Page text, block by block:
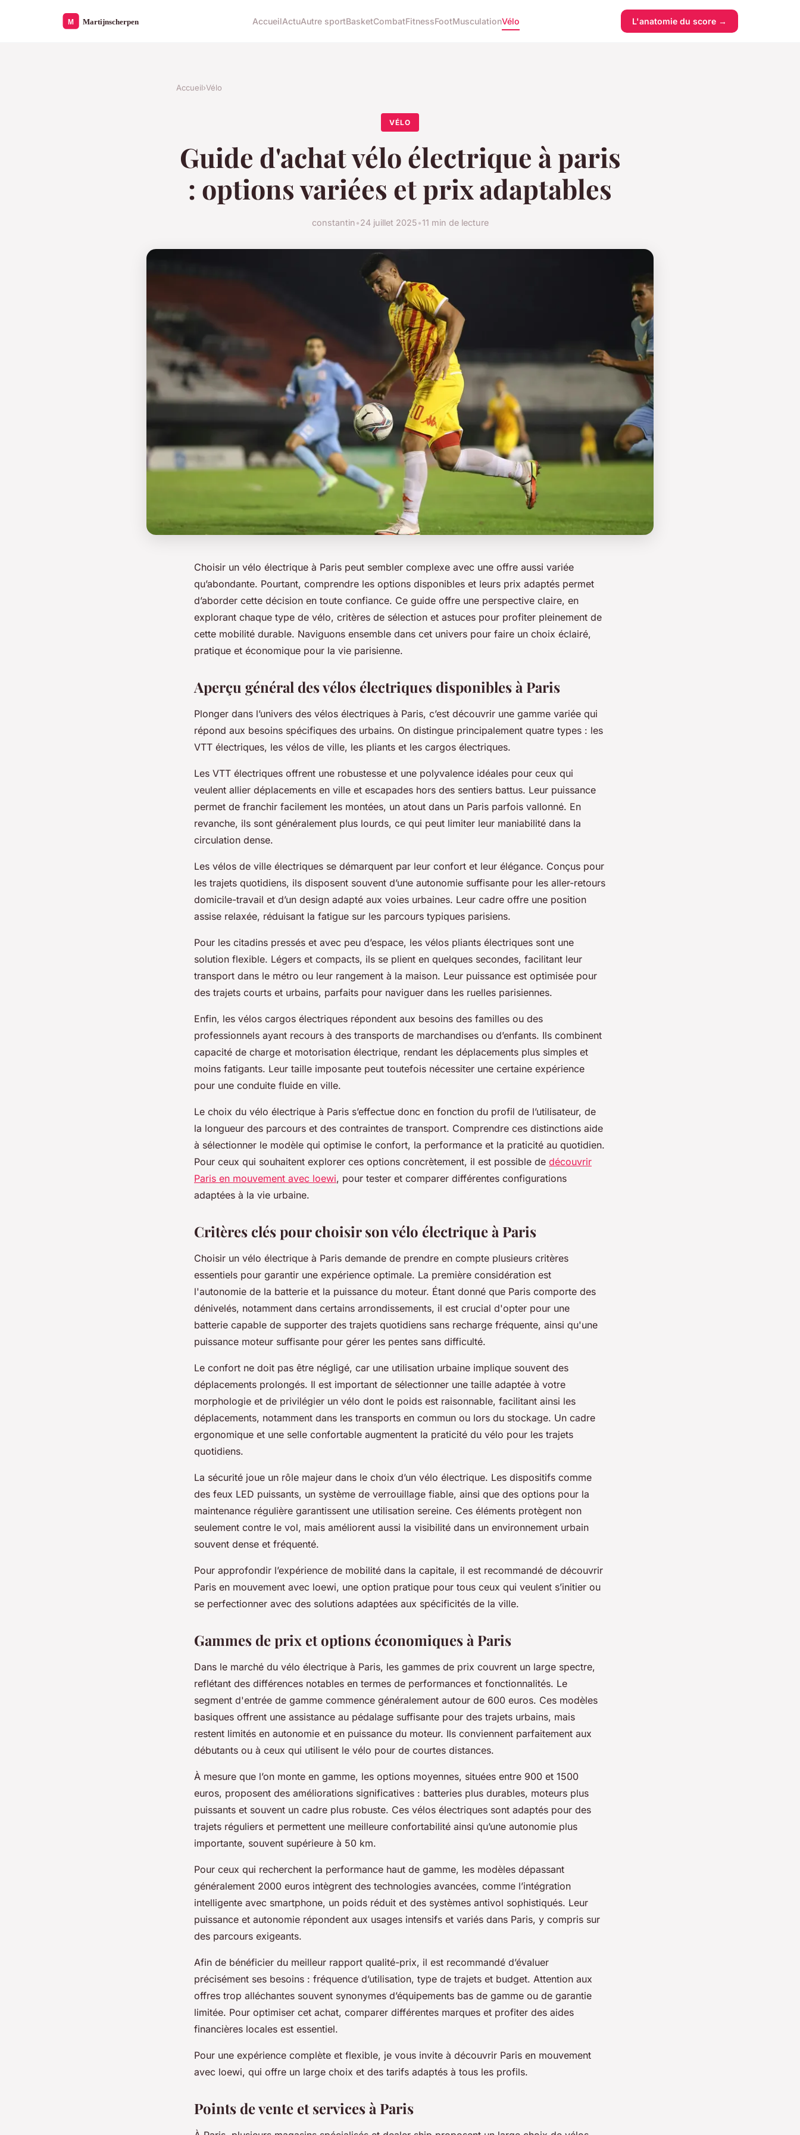
AccueilActuAutre sportBasketCombatFitnessFootMusculationVélo L'anatomie du score →
Accueil›Vélo
VÉLO
Guide d'achat vélo électrique à paris
: options variées et prix adaptables
constantin•24 juillet 2025•11 min de lecture
Choisir un vélo électrique à Paris peut sembler complexe avec une offre aussi variée
qu’abondante. Pourtant, comprendre les options disponibles et leurs prix adaptés permet
d’aborder cette décision en toute confiance. Ce guide offre une perspective claire, en
explorant chaque type de vélo, critères de sélection et astuces pour profiter pleinement de
cette mobilité durable. Naviguons ensemble dans cet univers pour faire un choix éclairé,
pratique et économique pour la vie parisienne.
Aperçu général des vélos électriques disponibles à Paris
Plonger dans l’univers des vélos électriques à Paris, c’est découvrir une gamme variée qui
répond aux besoins spécifiques des urbains. On distingue principalement quatre types : les
VTT électriques, les vélos de ville, les pliants et les cargos électriques.
Les VTT électriques offrent une robustesse et une polyvalence idéales pour ceux qui
veulent allier déplacements en ville et escapades hors des sentiers battus. Leur puissance
permet de franchir facilement les montées, un atout dans un Paris parfois vallonné. En
revanche, ils sont généralement plus lourds, ce qui peut limiter leur maniabilité dans la
circulation dense.
Les vélos de ville électriques se démarquent par leur confort et leur élégance. Conçus pour
les trajets quotidiens, ils disposent souvent d’une autonomie suffisante pour les aller-retours
domicile-travail et d’un design adapté aux voies urbaines. Leur cadre offre une position
assise relaxée, réduisant la fatigue sur les parcours typiques parisiens.
Pour les citadins pressés et avec peu d’espace, les vélos pliants électriques sont une
solution flexible. Légers et compacts, ils se plient en quelques secondes, facilitant leur
transport dans le métro ou leur rangement à la maison. Leur puissance est optimisée pour
des trajets courts et urbains, parfaits pour naviguer dans les ruelles parisiennes.
Enfin, les vélos cargos électriques répondent aux besoins des familles ou des
professionnels ayant recours à des transports de marchandises ou d’enfants. Ils combinent
capacité de charge et motorisation électrique, rendant les déplacements plus simples et
moins fatigants. Leur taille imposante peut toutefois nécessiter une certaine expérience
pour une conduite fluide en ville.
Le choix du vélo électrique à Paris s’effectue donc en fonction du profil de l’utilisateur, de
la longueur des parcours et des contraintes de transport. Comprendre ces distinctions aide
à sélectionner le modèle qui optimise le confort, la performance et la praticité au quotidien.
Pour ceux qui souhaitent explorer ces options concrètement, il est possible de découvrir
Paris en mouvement avec loewi, pour tester et comparer différentes configurations
adaptées à la vie urbaine.
Critères clés pour choisir son vélo électrique à Paris
Choisir un vélo électrique à Paris demande de prendre en compte plusieurs critères
essentiels pour garantir une expérience optimale. La première considération est
l'autonomie de la batterie et la puissance du moteur. Étant donné que Paris comporte des
dénivelés, notamment dans certains arrondissements, il est crucial d'opter pour une
batterie capable de supporter des trajets quotidiens sans recharge fréquente, ainsi qu'une
puissance moteur suffisante pour gérer les pentes sans difficulté.
Le confort ne doit pas être négligé, car une utilisation urbaine implique souvent des
déplacements prolongés. Il est important de sélectionner une taille adaptée à votre
morphologie et de privilégier un vélo dont le poids est raisonnable, facilitant ainsi les
déplacements, notamment dans les transports en commun ou lors du stockage. Un cadre
ergonomique et une selle confortable augmentent la praticité du vélo pour les trajets
quotidiens.
La sécurité joue un rôle majeur dans le choix d’un vélo électrique. Les dispositifs comme
des feux LED puissants, un système de verrouillage fiable, ainsi que des options pour la
maintenance régulière garantissent une utilisation sereine. Ces éléments protègent non
seulement contre le vol, mais améliorent aussi la visibilité dans un environnement urbain
souvent dense et fréquenté.
Pour approfondir l’expérience de mobilité dans la capitale, il est recommandé de découvrir
Paris en mouvement avec loewi, une option pratique pour tous ceux qui veulent s’initier ou
se perfectionner avec des solutions adaptées aux spécificités de la ville.
Gammes de prix et options économiques à Paris
Dans le marché du vélo électrique à Paris, les gammes de prix couvrent un large spectre,
reflétant des différences notables en termes de performances et fonctionnalités. Le
segment d'entrée de gamme commence généralement autour de 600 euros. Ces modèles
basiques offrent une assistance au pédalage suffisante pour des trajets urbains, mais
restent limités en autonomie et en puissance du moteur. Ils conviennent parfaitement aux
débutants ou à ceux qui utilisent le vélo pour de courtes distances.
À mesure que l’on monte en gamme, les options moyennes, situées entre 900 et 1500
euros, proposent des améliorations significatives : batteries plus durables, moteurs plus
puissants et souvent un cadre plus robuste. Ces vélos électriques sont adaptés pour des
trajets réguliers et permettent une meilleure confortabilité ainsi qu’une autonomie plus
importante, souvent supérieure à 50 km.
Pour ceux qui recherchent la performance haut de gamme, les modèles dépassant
généralement 2000 euros intègrent des technologies avancées, comme l’intégration
intelligente avec smartphone, un poids réduit et des systèmes antivol sophistiqués. Leur
puissance et autonomie répondent aux usages intensifs et variés dans Paris, y compris sur
des parcours exigeants.
Afin de bénéficier du meilleur rapport qualité-prix, il est recommandé d’évaluer
précisément ses besoins : fréquence d’utilisation, type de trajets et budget. Attention aux
offres trop alléchantes souvent synonymes d’équipements bas de gamme ou de garantie
limitée. Pour optimiser cet achat, comparer différentes marques et profiter des aides
financières locales est essentiel.
Pour une expérience complète et flexible, je vous invite à découvrir Paris en mouvement
avec loewi, qui offre un large choix et des tarifs adaptés à tous les profils.
Points de vente et services à Paris